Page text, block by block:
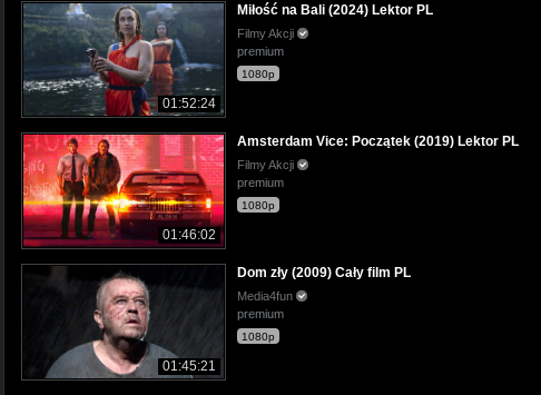
01:52:24
Miłość na Bali (2024) Lektor PL
Filmy Akcji
premium
1080p
01:46:02
Amsterdam Vice: Początek (2019) Lektor PL
Filmy Akcji
premium
1080p
01:45:21
Dom zły (2009) Cały film PL
Media4fun
premium
1080p